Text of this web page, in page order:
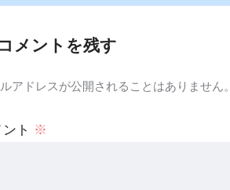
コメントを残す
アドレスが公開されることはありません。
ト ※